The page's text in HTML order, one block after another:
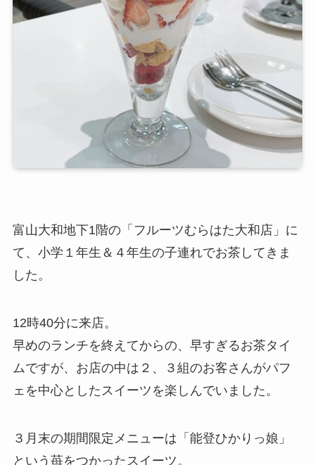
富山大和地下1階の「フルーツむらはた大和店」に
て、小学１年生＆４年生の子連れでお茶してきま
した。
12時40分に来店。
早めのランチを終えてからの、早すぎるお茶タイ
ムですが、お店の中は２、３組のお客さんがパフ
ェを中心としたスイーツを楽しんでいました。
３月末の期間限定メニューは「能登ひかりっ娘」
という苺をつかったスイーツ。